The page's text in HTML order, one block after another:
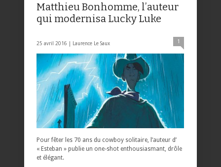
Matthieu Bonhomme, l’auteur
qui modernisa Lucky Luke
25 avril 2016 | Laurence Le Saux 1
Pour fêter les 70 ans du cowboy solitaire, l’auteur d’
« Esteban » publie un one-shot enthousiasmant, drôle
et élégant.